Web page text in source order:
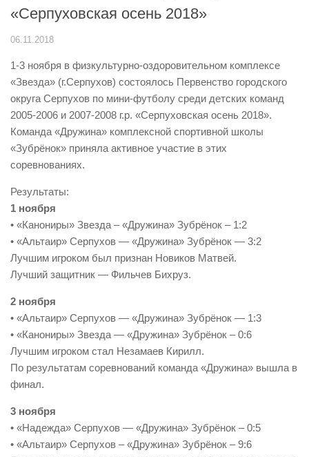
«Серпуховская осень 2018»
06.11.2018
1-3 ноября в физкультурно-оздоровительном комплексе
«Звезда» (г.Серпухов) состоялось Первенство городского
округа Серпухов по мини-футболу среди детских команд
2005-2006 и 2007-2008 г.р. «Серпуховская осень 2018».
Команда «Дружина» комплексной спортивной школы
«Зубрёнок» приняла активное участие в этих
соревнованиях.
Результаты:
1 ноября
• «Канониры» Звезда – «Дружина» Зубрёнок – 1:2
• «Альтаир» Серпухов — «Дружина» Зубрёнок — 3:2
Лучшим игроком был признан Новиков Матвей.
Лучший защитник — Фильчев Бихруз.
2 ноября
• «Альтаир» Серпухов — «Дружина» Зубрёнок — 1:3
• «Канониры» Звезда — «Дружина» Зубрёнок – 0:6
Лучшим игроком стал Незамаев Кирилл.
По результатам соревнований команда «Дружина» вышла в
финал.
3 ноября
• «Надежда» Серпухов — «Дружина» Зубрёнок – 0:5
• «Альтаир» Серпухов – «Дружина» Зубрёнок – 9:6